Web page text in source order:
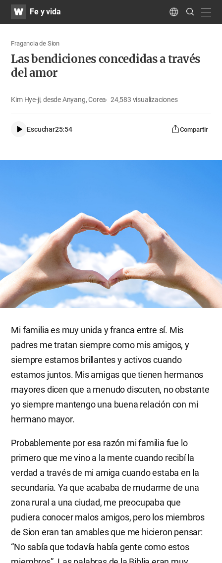
WATVFe y vida Language
Search
Submit
Fragancia de Sion
Las bendiciones concedidas a través
del amor
Kim Hye-ji, desde Anyang, Corea 24,583 visualizaciones
Escuchar25:54 Compartir
Mi familia es muy unida y franca entre sí. Mis
padres me tratan siempre como mis amigos, y
siempre estamos brillantes y activos cuando
estamos juntos. Mis amigas que tienen hermanos
mayores dicen que a menudo discuten, no obstante
yo siempre mantengo una buena relación con mi
hermano mayor.
Probablemente por esa razón mi familia fue lo
primero que me vino a la mente cuando recibí la
verdad a través de mi amiga cuando estaba en la
secundaria. Ya que acababa de mudarme de una
zona rural a una ciudad, me preocupaba que
pudiera conocer malos amigos, pero los miembros
de Sion eran tan amables que me hicieron pensar:
“No sabía que todavía había gente como estos